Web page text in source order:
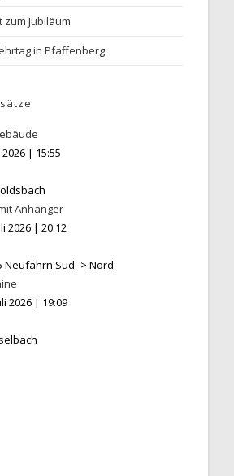
Jubiläum
in Pfaffenberg
| 15:55
Anhänger
2026 |20:12
Neufahrn Süd -> Nord
2026 | 19:09